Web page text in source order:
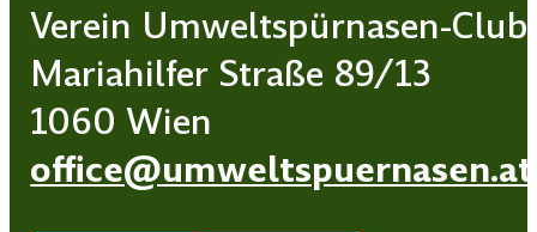
Verein Umweltspürnasen-Club
Mariahilfer Straße 89/13
1060 Wien
office@umweltspuernasen.at